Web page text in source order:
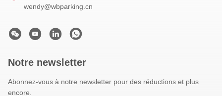
wendy@wbparking.cn
Notre newsletter
Abonnez-vous à notre newsletter pour des réductions et plus
encore.